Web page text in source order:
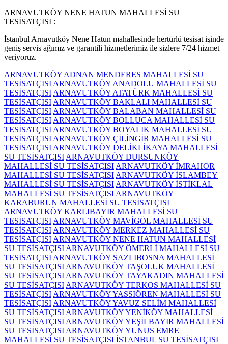
ARNAVUTKÖY NENE HATUN MAHALLESİ SU
TESİSATÇISI :
İstanbul Arnavutköy Nene Hatun mahallesinde hertürlü tesisat işinde
geniş servis ağımız ve garantili hizmetlerimiz ile sizlere 7/24 hizmet
veriyoruz.
ARNAVUTKÖY ADNAN MENDERES MAHALLESİ SU
TESİSATÇISI ARNAVUTKÖY ANADOLU MAHALLESİ SU
TESİSATÇISI ARNAVUTKÖY ATATÜRK MAHALLESİ SU
TESİSATÇISI ARNAVUTKÖY BAKLALI MAHALLESİ SU
TESİSATÇISI ARNAVUTKÖY BALABAN MAHALLESİ SU
TESİSATÇISI ARNAVUTKÖY BOLLUCA MAHALLESİ SU
TESİSATÇISI ARNAVUTKÖY BOYALIK MAHALLESİ SU
TESİSATÇISI ARNAVUTKÖY ÇİLİNGİR MAHALLESİ SU
TESİSATÇISI ARNAVUTKÖY DELİKLİKAYA MAHALLESİ
SU TESİSATÇISI ARNAVUTKÖY DURSUNKÖY
MAHALLESİ SU TESİSATÇISI ARNAVUTKÖY İMRAHOR
MAHALLESİ SU TESİSATÇISI ARNAVUTKÖY İSLAMBEY
MAHALLESİ SU TESİSATÇISI ARNAVUTKÖY İSTİKLAL
MAHALLESİ SU TESİSATÇISI ARNAVUTKÖY
KARABURUN MAHALLESİ SU TESİSATÇISI
ARNAVUTKÖY KARLIBAYIR MAHALLESİ SU
TESİSATÇISI ARNAVUTKÖY MAVİGÖL MAHALLESİ SU
TESİSATÇISI ARNAVUTKÖY MERKEZ MAHALLESİ SU
TESİSATÇISI ARNAVUTKÖY NENE HATUN MAHALLESİ
SU TESİSATÇISI ARNAVUTKÖY ÖMERLİ MAHALLESİ SU
TESİSATÇISI ARNAVUTKÖY SAZLIBOSNA MAHALLESİ
SU TESİSATÇISI ARNAVUTKÖY TAŞOLUK MAHALLESİ
SU TESİSATÇISI ARNAVUTKÖY TAYAKADIN MAHALLESİ
SU TESİSATÇISI ARNAVUTKÖY TERKOS MAHALLESİ SU
TESİSATÇISI ARNAVUTKÖY YASSIÖREN MAHALLESİ SU
TESİSATÇISI ARNAVUTKÖY YAVUZ SELİM MAHALLESİ
SU TESİSATÇISI ARNAVUTKÖY YENİKÖY MAHALLESİ
SU TESİSATÇISI ARNAVUTKÖY YEŞİLBAYIR MAHALLESİ
SU TESİSATÇISI ARNAVUTKÖY YUNUS EMRE
MAHALLESİ SU TESİSATÇISI İSTANBUL SU TESİSATÇISI